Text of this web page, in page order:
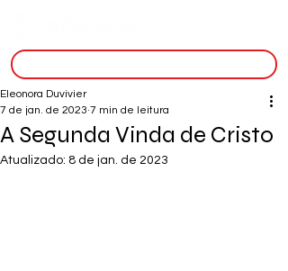
A Segunda Vinda de Cristo
Eleonora Duvivier
7 de jan. de 2023 7 min de leitura
Atualizado: 8 de jan. de 2023